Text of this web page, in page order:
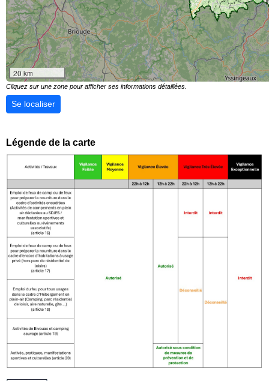
20 km
Cliquez sur une zone pour afficher ses informations détaillées.
Se localiser
Légende de la carte